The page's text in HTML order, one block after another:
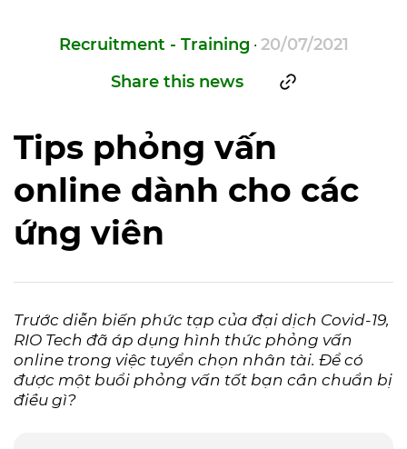
Recruitment - Training · 20/07/2021
Share this news
Tips phỏng vấn
online dành cho các
ứng viên
Trước diễn biến phức tạp của đại dịch Covid-19,
RIO Tech đã áp dụng hình thức phỏng vấn
online trong việc tuyển chọn nhân tài. Để có
được một buổi phỏng vấn tốt bạn cần chuẩn bị
điều gì?